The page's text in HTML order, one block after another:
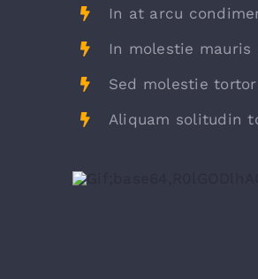
In at arcu
In molestie
Sed molestie
Aliquam solitudin